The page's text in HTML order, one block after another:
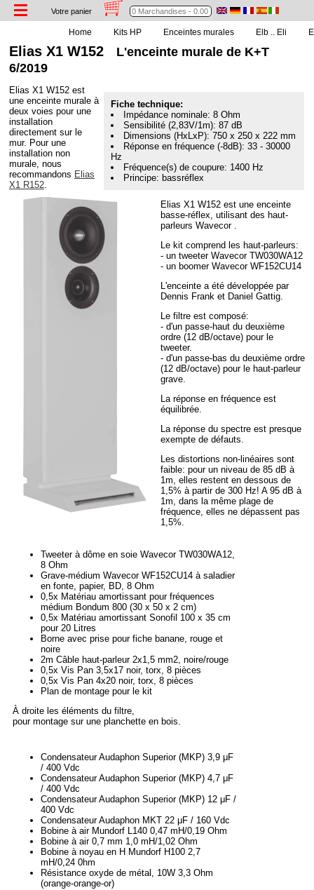
Votre panier
Home Kits HP Enceintes murales Elb .. Eli
Elias X1 W152 L'enceinte murale de K+T
6/2019
Fiche technique:
Impédance nominale: 8 Ohm
Sensibilité (2,83V/1m): 87 dB
Dimensions (HxLxP): 750 x 250 x 222 mm
Réponse en fréquence (-8dB): 33 - 30000
Hz
Fréquence(s) de coupure: 1400 Hz
Principe: bassréflex
Elias X1 W152 est
une enceinte murale à
deux voies pour une
installation
directement sur le
mur. Pour une
installation non
murale, nous
recommandons Elias
X1 R152.
Elias X1 W152 est une enceinte
basse-réflex, utilisant des haut-
parleurs Wavecor .
Le kit comprend les haut-parleurs:
- un tweeter Wavecor TW030WA12
- un boomer Wavecor WF152CU14
L'enceinte a été développée par
Dennis Frank et Daniel Gattig.
Le filtre est composé:
- d'un passe-haut du deuxième
ordre (12 dB/octave) pour le
tweeter.
- d'un passe-bas du deuxième ordre
(12 dB/octave) pour le haut-parleur
grave.
La réponse en fréquence est
équilibrée.
La réponse du spectre est presque
exempte de défauts.
Les distortions non-linéaires sont
faible: pour un niveau de 85 dB à
1m, elles restent en dessous de
1,5% à partir de 300 Hz! A 95 dB à
1m, dans la même plage de
fréquence, elles ne dépassent pas
1,5%.
Tweeter à dôme en soie Wavecor TW030WA12,
8 Ohm
Grave-médium Wavecor WF152CU14 à saladier
en fonte, papier, BD, 8 Ohm
0,5x Matériau amortissant pour fréquences
médium Bondum 800 (30 x 50 x 2 cm)
0,5x Matériau amortissant Sonofil 100 x 35 cm
pour 20 Litres
Borne avec prise pour fiche banane, rouge et
noire
2m Câble haut-parleur 2x1,5 mm2, noire/rouge
0,5x Vis Pan 3,5x17 noir, torx, 8 pièces
0,5x Vis Pan 4x20 noir, torx, 8 pièces
Plan de montage pour le kit
À droite les éléments du filtre,
pour montage sur une planchette en bois.
Condensateur Audaphon Superior (MKP) 3,9 μF
/ 400 Vdc
Condensateur Audaphon Superior (MKP) 4,7 μF
/ 400 Vdc
Condensateur Audaphon Superior (MKP) 12 μF /
400 Vdc
Condensateur Audaphon MKT 22 μF / 160 Vdc
Bobine à air Mundorf L140 0,47 mH/0,19 Ohm
Bobine à air 0,7 mm 1,0 mH/1,02 Ohm
Bobine à noyau en H Mundorf H100 2,7
mH/0,24 0hm
Résistance oxyde de métal, 10W 3,3 Ohm
(orange-orange-or)